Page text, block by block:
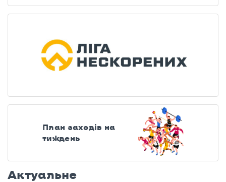
План заходів на
тиждень
Актуальне